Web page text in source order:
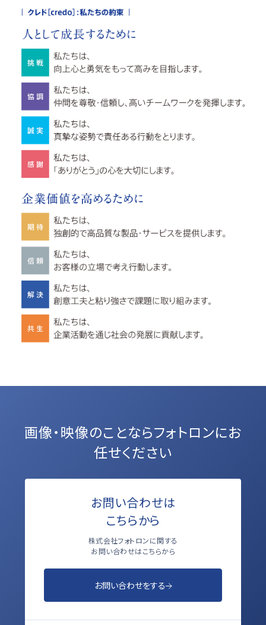
画像・映像のことならフォトロンにお
任せください
お問い合わせは
こちらから
株式会社フォトロンに関する
お問い合わせはこちらから
お問い合わせをする